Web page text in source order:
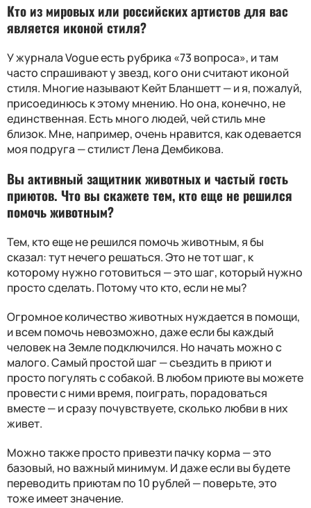
Кто из мировых или российских артистов для вас
является иконой стиля?
У журнала Vogue есть рубрика «73 вопроса», и там
часто спрашивают у звезд, кого они считают иконой
стиля. Многие называют Кейт Бланшетт — и я, пожалуй,
присоединюсь к этому мнению. Но она, конечно, не
единственная. Есть много людей, чей стиль мне
близок. Мне, например, очень нравится, как одевается
моя подруга — стилист Лена Дембикова.
Вы активный защитник животных и частый гость
приютов. Что вы скажете тем, кто еще не решился
помочь животным?
Тем, кто еще не решился помочь животным, я бы
сказал: тут нечего решаться. Это не тот шаг, к
которому нужно готовиться — это шаг, который нужно
просто сделать. Потому что кто, если не мы?
Огромное количество животных нуждается в помощи,
и всем помочь невозможно, даже если бы каждый
человек на Земле подключился. Но начать можно с
малого. Самый простой шаг — съездить в приют и
просто погулять с собакой. В любом приюте вы можете
провести с ними время, поиграть, порадоваться
вместе — и сразу почувствуете, сколько любви в них
живет.
Можно также просто привезти пачку корма — это
базовый, но важный минимум. И даже если вы будете
переводить приютам по 10 рублей — поверьте, это
тоже имеет значение.